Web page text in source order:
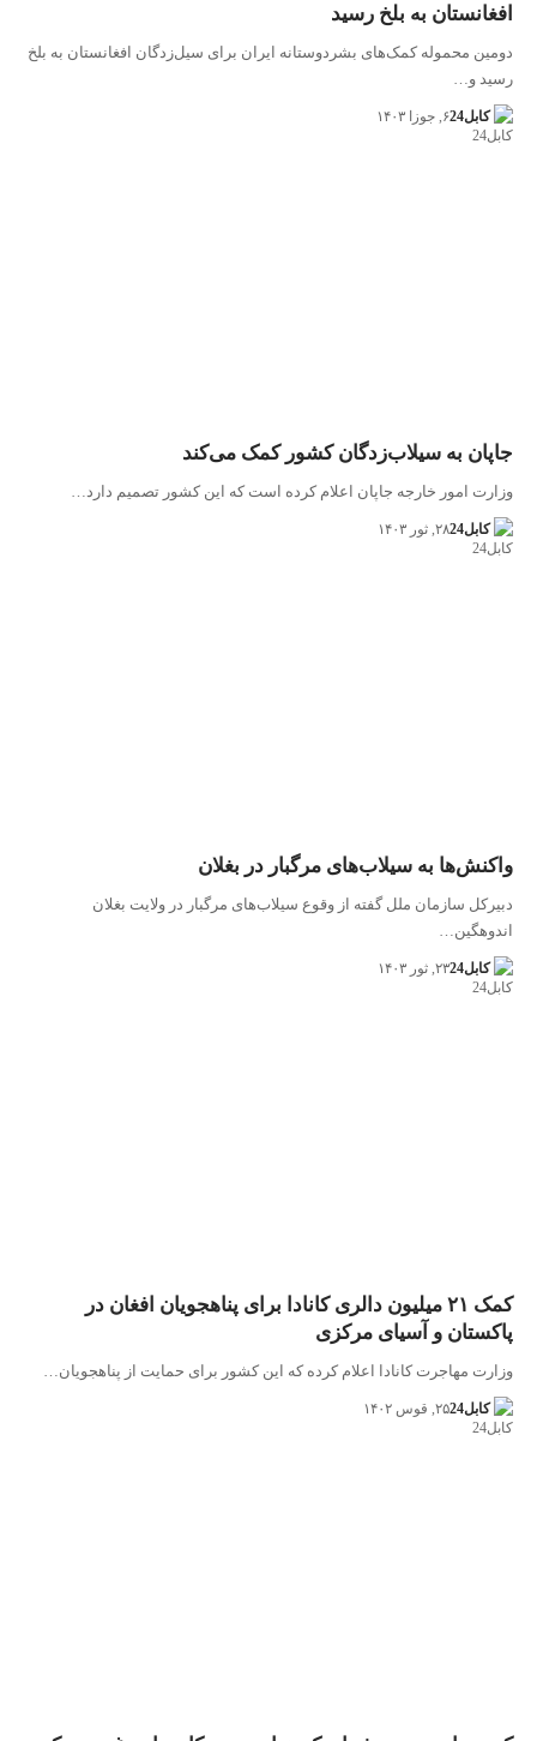
افغانستان به بلخ رسید
دومین محموله کمک‌های بشردوستانه ایران برای سیل‌زدگان افغانستان به بلخ
رسید و…
کابل24 ۶, جوزا ۱۴۰۳
جاپان به سیلاب‌زدگان کشور کمک می‌کند
وزارت امور خارجه جاپان اعلام کرده است که این کشور تصمیم دارد…
کابل24 ۲۸, ثور ۱۴۰۳
واکنش‌ها به سیلاب‌های مرگبار در بغلان
دبیرکل سازمان ملل گفته از وقوع سیلاب‌های مرگبار در ولایت بغلان
اندوهگین…
کابل24 ۲۳, ثور ۱۴۰۳
کمک ۲۱ میلیون دالری کانادا برای پناهجویان افغان در
پاکستان و آسیای مرکزی
وزارت مهاجرت کانادا اعلام کرده که این کشور برای حمایت از پناهجویان…
کابل24 ۲۵, قوس ۱۴۰۲